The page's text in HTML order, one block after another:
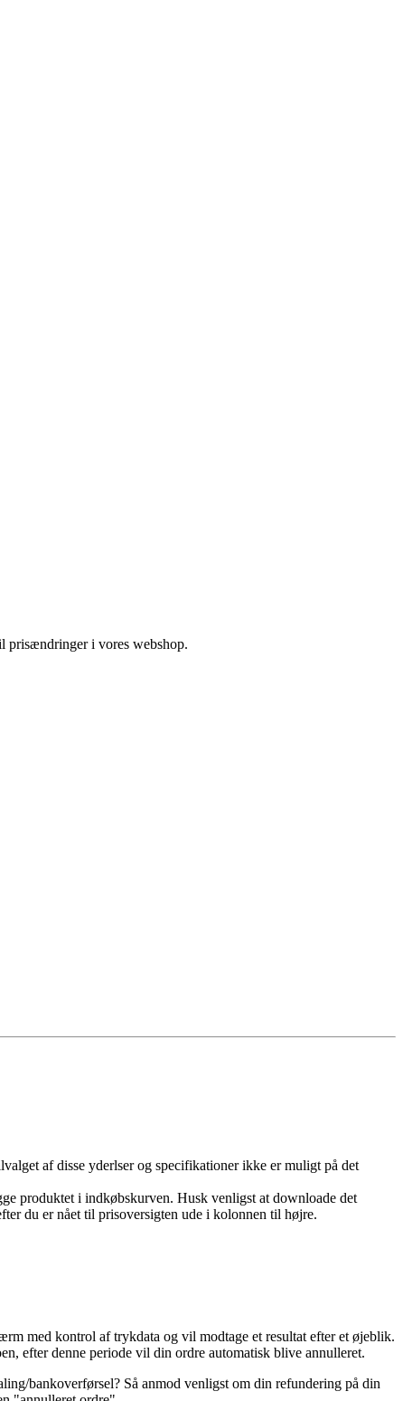
prisændringer i vores webshop.
af disse yderlser og specifikationer ikke er muligt på det
produktet i indkøbskurven. Husk venligst at downloade det
du er nået til prisoversigten ude i kolonnen til højre.
med kontrol af trykdata og vil modtage et resultat efter et øjeblik.
efter denne periode vil din ordre automatisk blive annulleret.
bankoverførsel? Så anmod venligst om din refundering på din